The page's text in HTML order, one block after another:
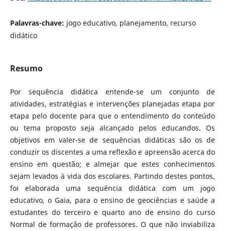
Palavras-chave: jogo educativo, planejamento, recurso
didático
Resumo
Por sequência didática entende-se um conjunto de
atividades, estratégias e intervenções planejadas etapa por
etapa pelo docente para que o entendimento do conteúdo
ou tema proposto seja alcançado pelos educandos. Os
objetivos em valer-se de sequências didáticas são os de
conduzir os discentes a uma reflexão e apreensão acerca do
ensino em questão; e almejar que estes conhecimentos
sejam levados à vida dos escolares. Partindo destes pontos,
foi elaborada uma sequência didática com um jogo
educativo, o Gaia, para o ensino de geociências e saúde a
estudantes do terceiro e quarto ano de ensino do curso
Normal de formação de professores. O que não inviabiliza